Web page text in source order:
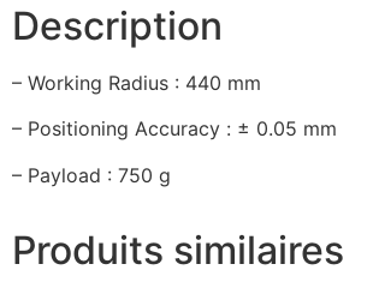
Description
– Working Radius : 440 mm
– Positioning Accuracy : ± 0.05 mm
– Payload : 750 g
Produits similaires